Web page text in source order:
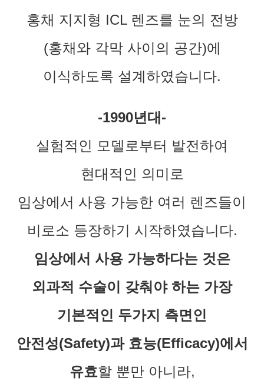
홍채 지지형 ICL 렌즈를 눈의 전방
(홍채와 각막 사이의 공간)에
이식하도록 설계하였습니다.
-1990년대-
실험적인 모델로부터 발전하여
현대적인 의미로
임상에서 사용 가능한 여러 렌즈들이
비로소 등장하기 시작하였습니다.
임상에서 사용 가능하다는 것은
외과적 수술이 갖춰야 하는 가장
기본적인 두가지 측면인
안전성(Safety)과 효능(Efficacy)에서
유효할 뿐만 아니라,